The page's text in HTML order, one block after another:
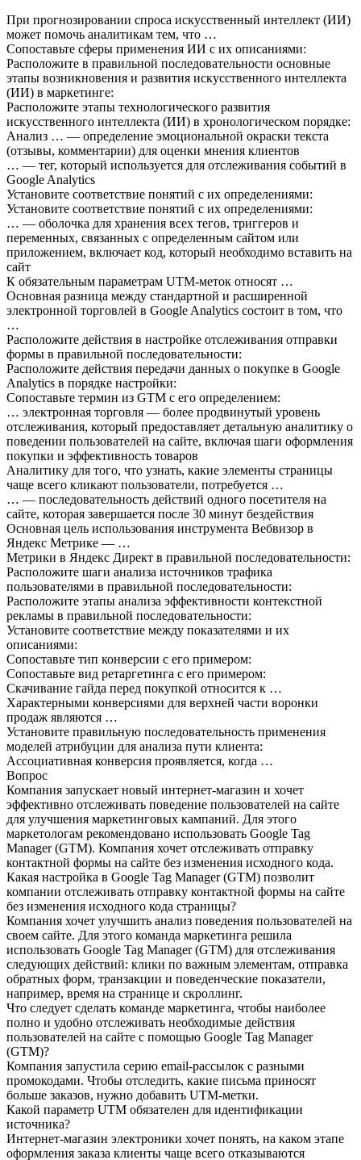
При прогнозировании спроса искусственный интеллект (ИИ)
может помочь аналитикам тем, что …
Сопоставьте сферы применения ИИ с их описаниями:
Расположите в правильной последовательности основные
этапы возникновения и развития искусственного интеллекта
(ИИ) в маркетинге:
Расположите этапы технологического развития
искусственного интеллекта (ИИ) в хронологическом порядке:
Анализ … — определение эмоциональной окраски текста
(отзывы, комментарии) для оценки мнения клиентов
… — тег, который используется для отслеживания событий в
Google Analytics
Установите соответствие понятий с их определениями:
Установите соответствие понятий с их определениями:
… — оболочка для хранения всех тегов, триггеров и
переменных, связанных с определенным сайтом или
приложением, включает код, который необходимо вставить на
сайт
К обязательным параметрам UTM-меток относят …
Основная разница между стандартной и расширенной
электронной торговлей в Google Analytics состоит в том, что
…
Расположите действия в настройке отслеживания отправки
формы в правильной последовательности:
Расположите действия передачи данных о покупке в Google
Analytics в порядке настройки:
Сопоставьте термин из GTM с его определением:
… электронная торговля — более продвинутый уровень
отслеживания, который предоставляет детальную аналитику о
поведении пользователей на сайте, включая шаги оформления
покупки и эффективность товаров
Аналитику для того, что узнать, какие элементы страницы
чаще всего кликают пользователи, потребуется …
… — последовательность действий одного посетителя на
сайте, которая завершается после 30 минут бездействия
Основная цель использования инструмента Вебвизор в
Яндекс Метрике — …
Метрики в Яндекс Директ в правильной последовательности:
Расположите шаги анализа источников трафика
пользователями в правильной последовательности:
Расположите этапы анализа эффективности контекстной
рекламы в правильной последовательности:
Установите соответствие между показателями и их
описаниями:
Сопоставьте тип конверсии с его примером:
Сопоставьте вид ретаргетинга с его примером:
Скачивание гайда перед покупкой относится к …
Характерными конверсиями для верхней части воронки
продаж являются …
Установите правильную последовательность применения
моделей атрибуции для анализа пути клиента:
Ассоциативная конверсия проявляется, когда …
Вопрос
Компания запускает новый интернет-магазин и хочет
эффективно отслеживать поведение пользователей на сайте
для улучшения маркетинговых кампаний. Для этого
маркетологам рекомендовано использовать Google Tag
Manager (GTM). Компания хочет отслеживать отправку
контактной формы на сайте без изменения исходного кода.
Какая настройка в Google Tag Manager (GTM) позволит
компании отслеживать отправку контактной формы на сайте
без изменения исходного кода страницы?
Компания хочет улучшить анализ поведения пользователей на
своем сайте. Для этого команда маркетинга решила
использовать Google Tag Manager (GTM) для отслеживания
следующих действий: клики по важным элементам, отправка
обратных форм, транзакции и поведенческие показатели,
например, время на странице и скроллинг.
Что следует сделать команде маркетинга, чтобы наиболее
полно и удобно отслеживать необходимые действия
пользователей на сайте с помощью Google Tag Manager
(GTM)?
Компания запустила серию email-рассылок с разными
промокодами. Чтобы отследить, какие письма приносят
больше заказов, нужно добавить UTM-метки.
Какой параметр UTM обязателен для идентификации
источника?
Интернет-магазин электроники хочет понять, на каком этапе
оформления заказа клиенты чаще всего отказываются